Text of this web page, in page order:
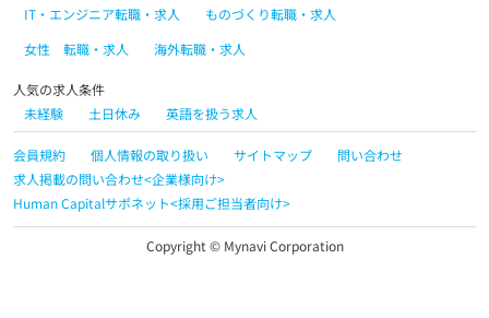
IT・エンジニア転職・求人
ものづくり転職・求人
女性 転職・求人
海外転職・求人
人気の求人条件
未経験
土日休み 英語を扱う求人
会員規約 個人情報の取り扱い サイトマップ
問い合わせ
求人掲載の問い合わせ<企業様向け>
Human Capitalサポネット<採用ご担当者向け>
Copyright © Mynavi Corporation